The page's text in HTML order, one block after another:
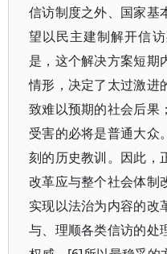
信访制度之外、国家基
望以民主建制解开信
是，这个解决方案短期
情形，决定了太过激进
致难以预期的社会后果
受害的必将是普通大众
刻的历史教训。因此，
改革应与整个社会体制
实现以法治为内容的改
与、理顺各类信访的处